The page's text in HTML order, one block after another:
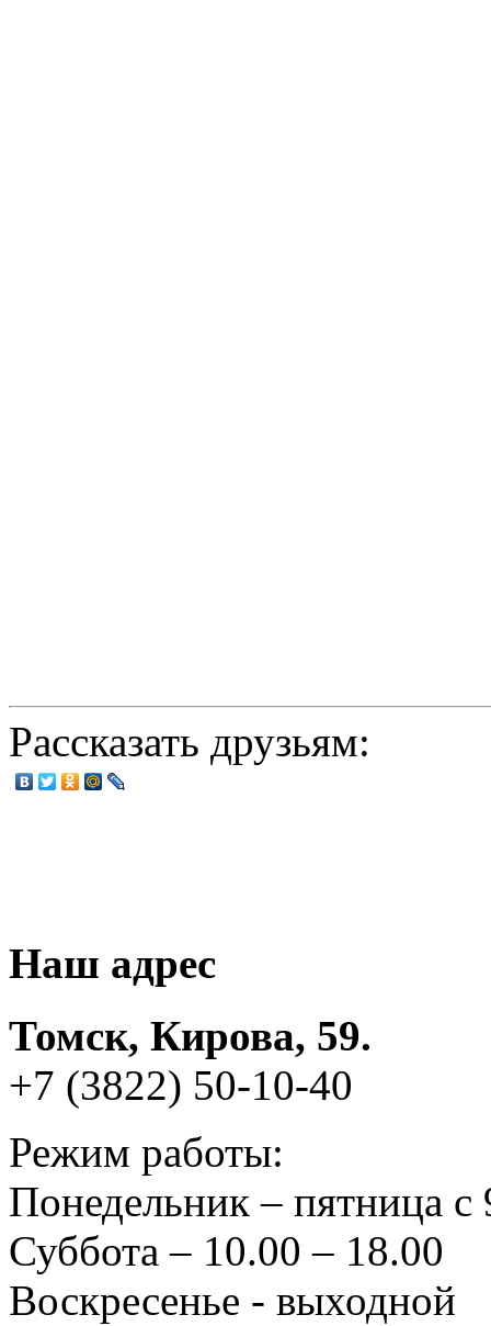
Рассказать друзьям:
Наш адрес
Томск, Кирова, 59.
+7 (3822) 50-10-40
Режим работы:
Понедельник – пятница с
Суббота – 10.00 – 18.00
Воскресенье - выходной